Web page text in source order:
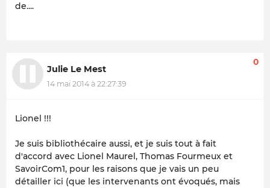
de....
Julie Le Mest
14 mai 2014 à 22:27:39
0
Lionel !!!
Je suis bibliothécaire aussi, et je suis tout à fait
d'accord avec Lionel Maurel, Thomas Fourmeux et
SavoirCom1, pour les raisons que je vais un peu
détailler ici (que les intervenants ont évoqués, mais